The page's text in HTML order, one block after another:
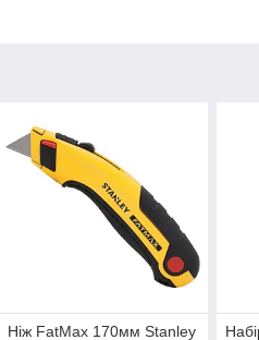
Ніж FatMax 170мм Stanley